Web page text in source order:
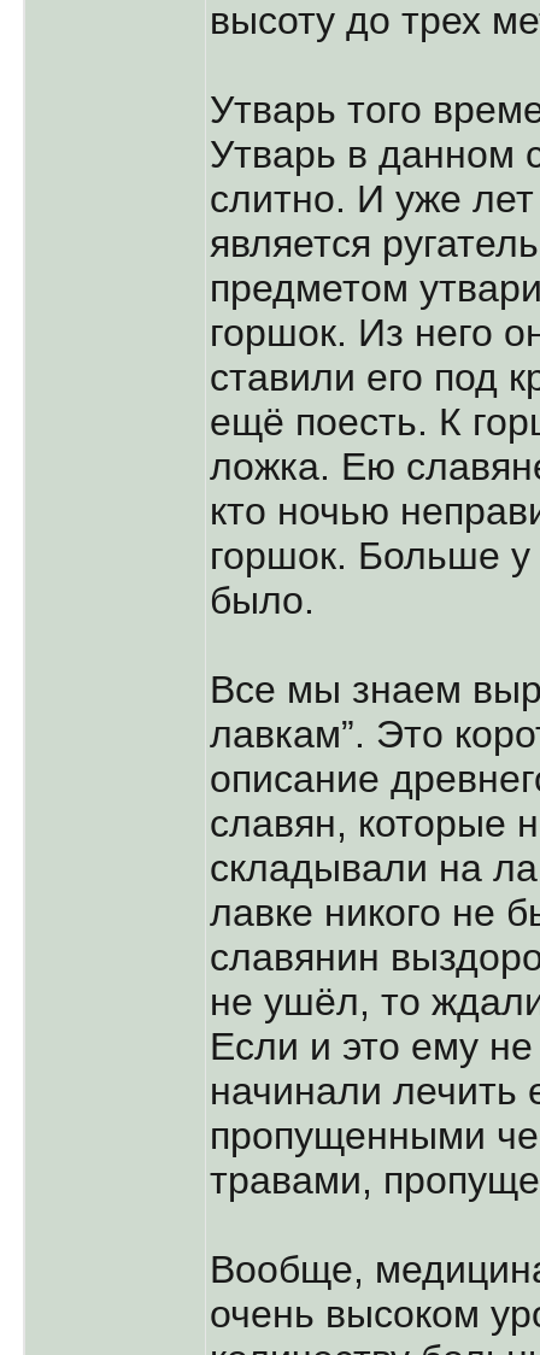
высоту до трех
Утварь того
Утварь в данном
слитно. И уже
является
предметом
горшок. Из него
ставили его под
ещё поесть. К
ложка. Ею
кто ночью
горшок. Больше у
было.
Все мы знаем
лавкам”. Это
описание
славян, которые
складывали на
лавке никого не
славянин
не ушёл, то
Если и это ему
начинали лечить
пропущенными
травами,
Вообще,
очень высоком